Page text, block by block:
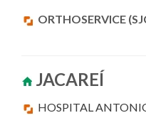
ORTHOSERVICE
JACAREÍ
HOSPITAL